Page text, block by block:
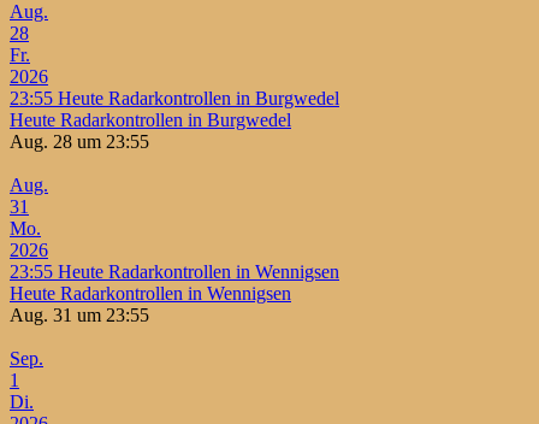
Aug.
28
Fr.
2026
23:55 Heute Radarkontrollen in Burgwedel
Heute Radarkontrollen in Burgwedel
Aug. 28 um 23:55
Aug.
31
Mo.
2026
23:55 Heute Radarkontrollen in Wennigsen
Heute Radarkontrollen in Wennigsen
Aug. 31 um 23:55
Sep.
1
Di.